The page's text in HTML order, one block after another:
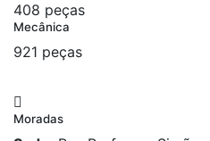
408 peças
Mecânica
921 peças
Moradas